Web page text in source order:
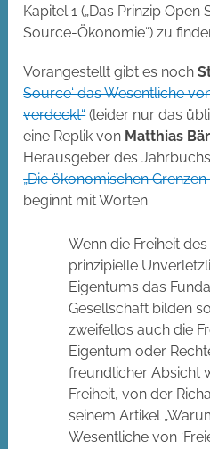
Kapitel 1 („Das Prinzip Open
Source-Ökonomie“) zu
Vorangestellt gibt es noch
Source‘ das Wesentliche
verdeckt“(leider nur das
eine Replik von Matthias
Herausgeber des
„Die ökonomischen
beginnt mit Worten:
Wenn die Freiheit
prinzipielle
Eigentums das
Gesellschaft bilden
zweifellos auch die
Eigentum oder
freundlicher Absicht
Freiheit, von der
seinem Artikel
Wesentliche von